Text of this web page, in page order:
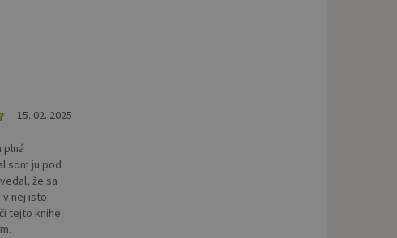
15. 02. 2025
plná
som ju pod
že sa
v nej isto
tejto knihe